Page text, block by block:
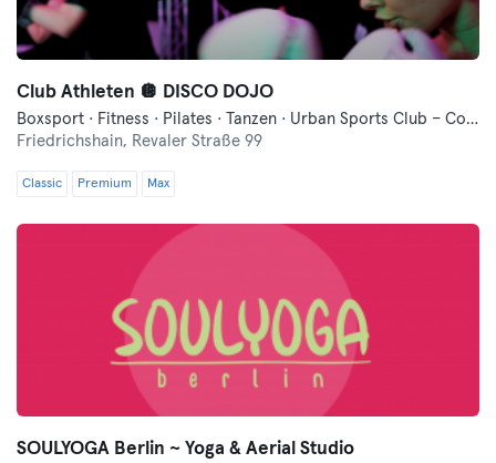
Club Athleten 🪩 DISCO DOJO
Boxsport · Fitness · Pilates · Tanzen · Urban Sports Club – Community Event · Yoga
Friedrichshain, Revaler Straße 99
Classic Premium Max
SOULYOGA Berlin ~ Yoga & Aerial Studio